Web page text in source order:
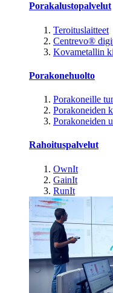
Porakalustopalvelut
Teroituslaitteet
Centrevo®
Kovametallin
Porakonehuolto
Porakoneille
Porakoneiden
Porakoneiden
Rahoituspalvelut
OwnIt
GainIt
RunIt